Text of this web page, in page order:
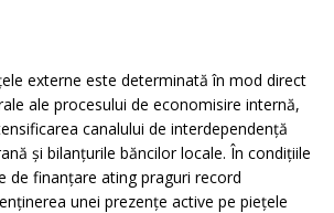
externe este determinată în mod direct
ale procesului de economisire internă,
canalului de interdependență
și bilanțurile băncilor locale. În condițiile
de finanțare ating praguri record
unei prezențe active pe piețele